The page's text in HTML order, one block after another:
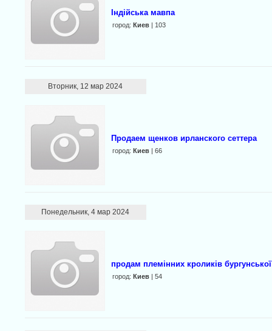
Індійська мавпа
город: Киев| 103
Вторник, 12 мар 2024
Продаем щенков ирланского сеттера
город: Киев| 66
Понедельник, 4 мар 2024
продам племінних кроликів
город: Киев| 54